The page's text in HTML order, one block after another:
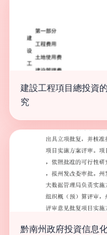
建設工程項目總投資
究
黔南州政府投資信息